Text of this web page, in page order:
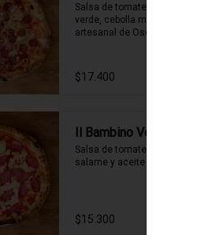
Salsa de tomate, fior di latte, ají
verde, cebolla morada , chorizo
artesanal de Osorno y aceite de
$17.400
Il Bambino Verace
Salsa de tomate, fior di latte,
salame y aceite de oliva.
$15.300